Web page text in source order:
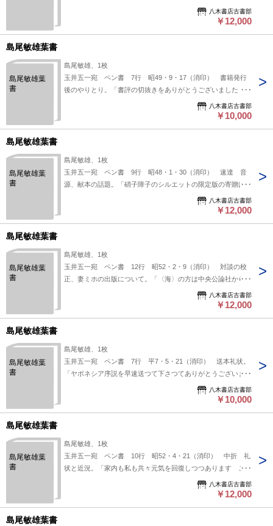
が中々なくならず養生のために今度の出京は見合わせまし
た」。（発信地）指宿市西方（受信地）創樹社 #八木書店近
https://company.books-yagi.co.jp/archives/news/10928 を参照
ください。95号目録（R8.1）以後の追加は「#八木古書2026」
で検索できます。
八木書店古書部
￥12,000
島尾敏雄葉書
島尾敏雄葉
書
島尾敏雄、1枚
玉井五一宛 ペン書 7行 昭49・9・17（消印） 書籍発行
後のやりとり。「書評の切抜きをありがとうございました 四
角三角丸矩形も受けとりました 御礼申します」。（発信地）
名瀬市小俣町（受信地）創樹社 #八木書店近代自筆物/３.葉
yagi.co.jp/archives/news/10928 を参照ください。95号目録
（R8.1）以後の追加は「#八木古書2026」で検索できます。
八木書店古書部
￥10,000
島尾敏雄葉書
島尾敏雄葉
書
島尾敏雄、1枚
玉井五一宛 ペン書 9行 昭48・1・30（消印） 速達 音
源、献本の話題。「硝子障子のシルエットの限定版の寄贈は、
埴谷さんと司修さんの御二方に差し上げて下さい。ほかは今度
は控えたいと思います」。（発信地）名瀬市小俣町（受信地）
https://company.books-yagi.co.jp/archives/news/10928 を参照
ください。95号目録（R8.1）以後の追加は「#八木古書2026」
で検索できます。
八木書店古書部
￥12,000
島尾敏雄葉書
島尾敏雄葉
書
島尾敏雄、1枚
玉井五一宛 ペン書 12行 昭52・2・9（消印） 対談の校
正、妻ミホの出版について。「〈海〉の方は中央公論社から出
してくれる約束になつていますので、尓余の分はいずれ御文面
に従いますとのことです」。（発信地）指宿市西方（受信地）
https://company.books-yagi.co.jp/archives/news/10928 を参照
ください。95号目録（R8.1）以後の追加は「#八木古書2026」
で検索できます。
八木書店古書部
￥12,000
島尾敏雄葉書
島尾敏雄葉
書
島尾敏雄、1枚
玉井五一宛 ペン書 7行 平7・5・21（消印） 送本礼状。
「ヤポネシア序説を早速送つて下さつてありがとうございま
す お手紙も拝見いたしました 出版界様変わりの中で御健闘
をと思つております」。（発信地）鹿児島市吉野町（受信地）
https://company.books-yagi.co.jp/archives/news/10928 を参照
ください。95号目録（R8.1）以後の追加は「#八木古書2026」
で検索できます。
八木書店古書部
￥10,000
島尾敏雄葉書
島尾敏雄葉
書
島尾敏雄、1枚
玉井五一宛 ペン書 10行 昭52・4・21（消印） 中折 礼
状と近況。「家内も私も共々元気を回復しつつあります ご放
念下さい しかし田村賞の会には まだちよつと無理のようで
断念しました 残念でしたが…」。（発信地）指宿市西方（受
八木書店古書部
￥12,000
島尾敏雄葉書